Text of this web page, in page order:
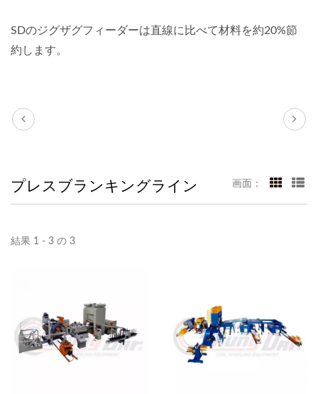
SDのジグザグフィーダーは直線に比べて材料を約20%節
約します。
プレスブランキングライン 画面：
結果 1 - 3 の 3